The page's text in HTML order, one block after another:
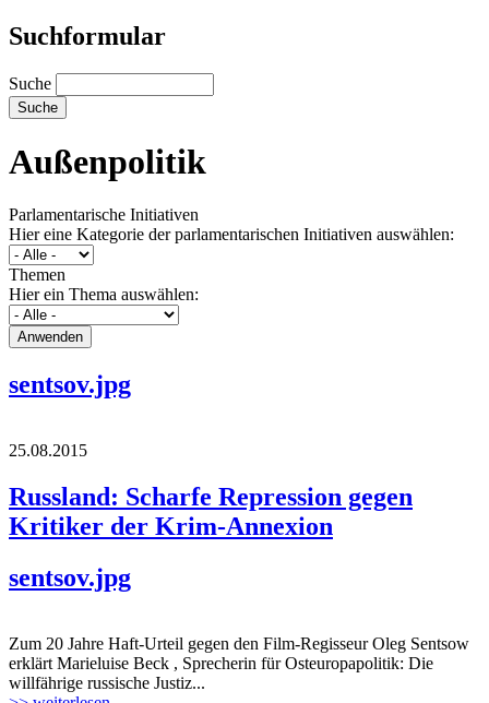
Suchformular
Suche
Außenpolitik
Parlamentarische Initiativen
Hier eine Kategorie der parlamentarischen Initiativen auswählen:
Themen
Hier ein Thema auswählen:
sentsov.jpg
25.08.2015
Russland: Scharfe Repression gegen
Kritiker der Krim-Annexion
sentsov.jpg
Zum 20 Jahre Haft-Urteil gegen den Film-Regisseur Oleg Sentsow
erklärt Marieluise Beck , Sprecherin für Osteuropapolitik: Die
willfährige russische Justiz...